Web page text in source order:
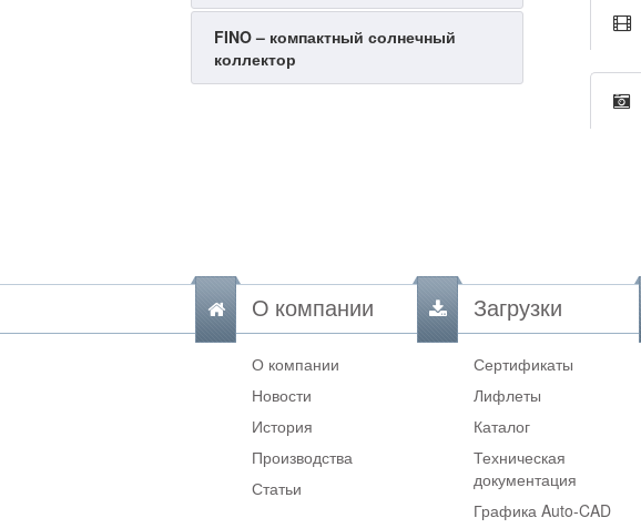
FINO – компактный солнечный
коллектор
О компании
О компании
Новости
История
Производства
Статьи
Загрузки
Сертификаты
Лифлеты
Каталог
Техническая
документация
Графика Auto-CAD